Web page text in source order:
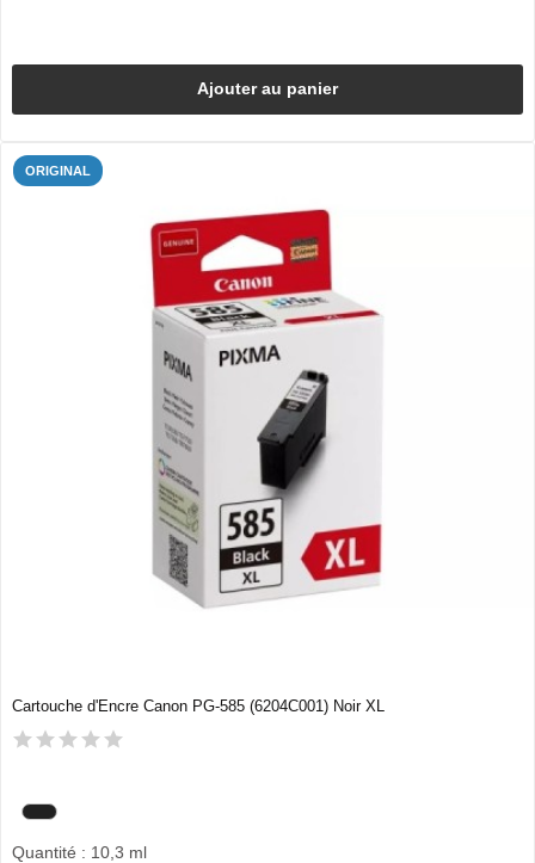
Ajouter au panier
ORIGINAL
Cartouche d'Encre Canon PG-585 (6204C001) Noir XL
Quantité : 10,3 ml